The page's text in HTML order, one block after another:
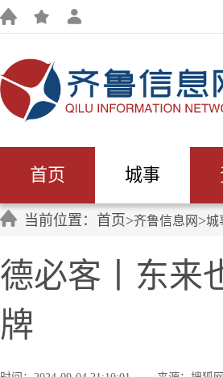
首页 城事
当前位置：首页>齐鲁信息网 >城
德必客丨东来
牌